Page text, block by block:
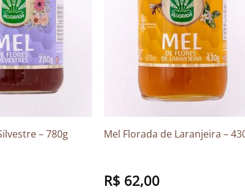
– 780g Mel Florada de Laranjeira –
R$ 62,00